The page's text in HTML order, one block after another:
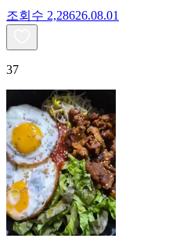
조회수 2,28626.08.01
37